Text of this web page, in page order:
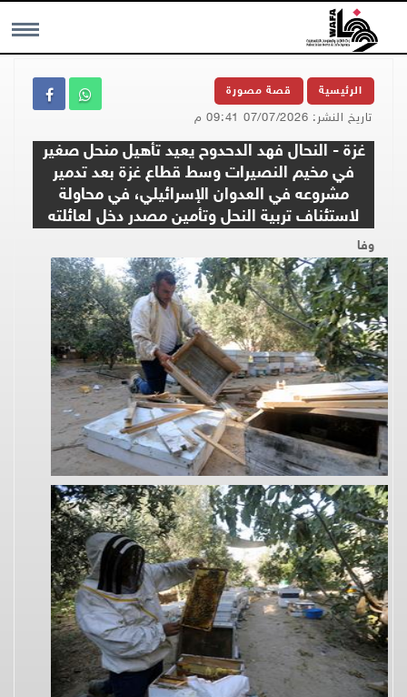
MENU الرئيسية قصة مصورة
تاريخ النشر: 07/07/2026 09:41 م
غزة - النحال فهد الدحدوح يعيد تأهيل منحل صغير
في مخيم النصيرات وسط قطاع غزة بعد تدمير
مشروعه في العدوان الإسرائيلي، في محاولة
لاستئناف تربية النحل وتأمين مصدر دخل لعائلته
وفا